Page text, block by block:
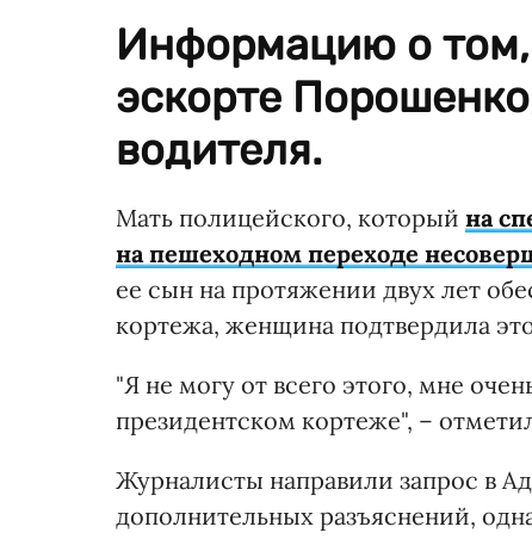
Информацию о том,
эскорте
водителя.
Мать полицейского, который на
на пешеходном переходе
ее сын на протяжении двух лет
кортежа, женщина подтвердила
"Я не могу от всего этого, мне
президентском кортеже", –
Журналисты направили запрос в
дополнительных разъяснений,